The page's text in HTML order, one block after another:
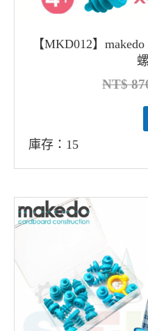
【MKD012】
庫存：15